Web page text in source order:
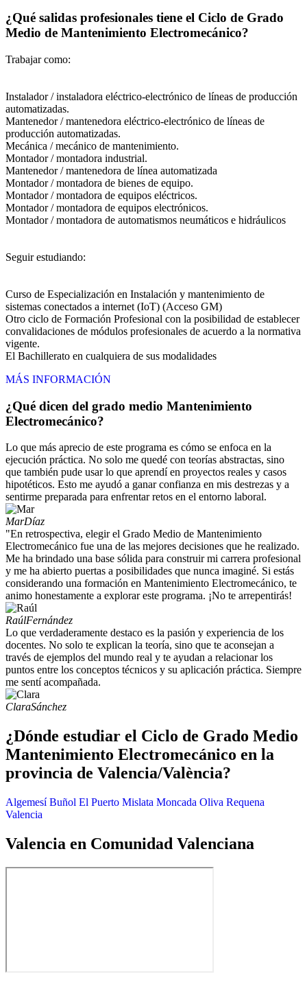
¿Qué salidas profesionales tiene el Ciclo de Grado
Medio de Mantenimiento Electromecánico?
Trabajar como:
Instalador / instaladora eléctrico-electrónico de líneas de producción
automatizadas.
Mantenedor / mantenedora eléctrico-electrónico de líneas de
producción automatizadas.
Mecánica / mecánico de mantenimiento.
Montador / montadora industrial.
Mantenedor / mantenedora de línea automatizada
Montador / montadora de bienes de equipo.
Montador / montadora de equipos eléctricos.
Montador / montadora de equipos electrónicos.
Montador / montadora de automatismos neumáticos e hidráulicos
Seguir estudiando:
Curso de Especialización en Instalación y mantenimiento de
sistemas conectados a internet (IoT) (Acceso GM)
Otro ciclo de Formación Profesional con la posibilidad de establecer
convalidaciones de módulos profesionales de acuerdo a la normativa
vigente.
El Bachillerato en cualquiera de sus modalidades
MÁS INFORMACIÓN
¿Qué dicen del grado medio Mantenimiento
Electromecánico?
Lo que más aprecio de este programa es cómo se enfoca en la
ejecución práctica. No solo me quedé con teorías abstractas, sino
que también pude usar lo que aprendí en proyectos reales y casos
hipotéticos. Esto me ayudó a ganar confianza en mis destrezas y a
sentirme preparada para enfrentar retos en el entorno laboral.
MarDíaz
"En retrospectiva, elegir el Grado Medio de Mantenimiento
Electromecánico fue una de las mejores decisiones que he realizado.
Me ha brindado una base sólida para construir mi carrera profesional
y me ha abierto puertas a posibilidades que nunca imaginé. Si estás
considerando una formación en Mantenimiento Electromecánico, te
animo honestamente a explorar este programa. ¡No te arrepentirás!
RaúlFernández
Lo que verdaderamente destaco es la pasión y experiencia de los
docentes. No solo te explican la teoría, sino que te aconsejan a
través de ejemplos del mundo real y te ayudan a relacionar los
puntos entre los conceptos técnicos y su aplicación práctica. Siempre
me sentí acompañada.
ClaraSánchez
¿Dónde estudiar el Ciclo de Grado Medio
Mantenimiento Electromecánico en la
provincia de Valencia/València?
Algemesí Buñol El Puerto Mislata Moncada Oliva Requena
Valencia
Valencia en Comunidad Valenciana